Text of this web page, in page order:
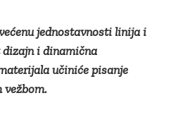
jednostavnosti linija i
i dinamična
učiniće pisanje